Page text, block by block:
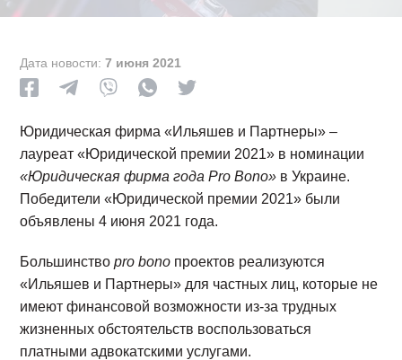
Дата новости:7 июня 2021
Юридическая фирма «Ильяшев и Партнеры» –
лауреат «Юридической премии 2021» в номинации
«Юридическая фирма года Pro Bono» в Украине.
Победители «Юридической премии 2021» были
объявлены 4 июня 2021 года.
Большинствоpro bono проектов реализуются
«Ильяшев и Партнеры» для частных лиц, которые не
имеют финансовой возможности из-за трудных
жизненных обстоятельств воспользоваться
платными адвокатскими услугами.